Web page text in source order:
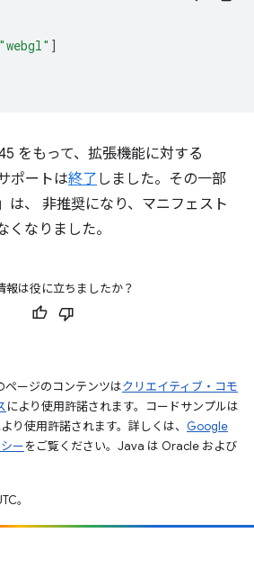
"webgl" ]
をもって、拡張機能に対する
ポートは終了 しました。その一部
は、 非推奨になり、マニフェスト
くなりました。
報は役に立ちましたか？
ページのコンテンツはクリエイティブ・コモ
により使用許諾されます。コードサンプルは
り使用許諾されます。詳しくは、 Google
ーをご覧ください。Java は Oracle および
。